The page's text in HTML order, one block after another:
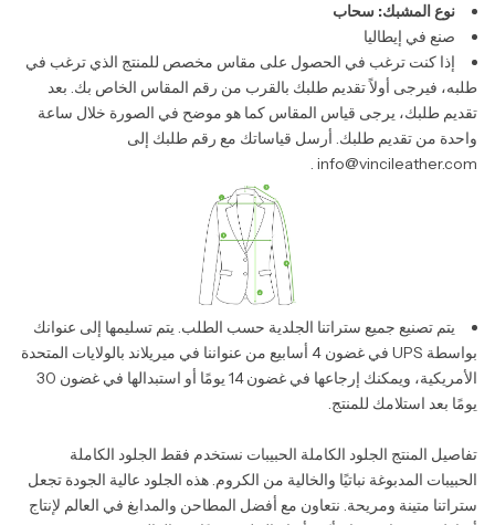
نوع المشبك: سحاب
صنع في إيطاليا
إذا كنت ترغب في الحصول على مقاس مخصص للمنتج الذي ترغب في
طلبه، فيرجى أولاً تقديم طلبك بالقرب من رقم المقاس الخاص بك. بعد
تقديم طلبك، يرجى قياس المقاس كما هو موضح في الصورة خلال ساعة
واحدة من تقديم طلبك. أرسل قياساتك مع رقم طلبك إلى
info@vincileather.com
.
يتم تصنيع جميع ستراتنا الجلدية حسب الطلب. يتم تسليمها إلى عنوانك
بواسطة UPS في غضون 4 أسابيع من عنواننا في ميريلاند بالولايات المتحدة
الأمريكية، ويمكنك إرجاعها في غضون 14 يومًا أو استبدالها في غضون 30
يومًا بعد استلامك للمنتج.
تفاصيل المنتج الجلود الكاملة الحبيبات نستخدم فقط الجلود الكاملة
الحبيبات المدبوغة نباتيًا والخالية من الكروم. هذه الجلود عالية الجودة تجعل
ستراتنا متينة ومريحة. نتعاون مع أفضل المطاحن والمدابغ في العالم لإنتاج